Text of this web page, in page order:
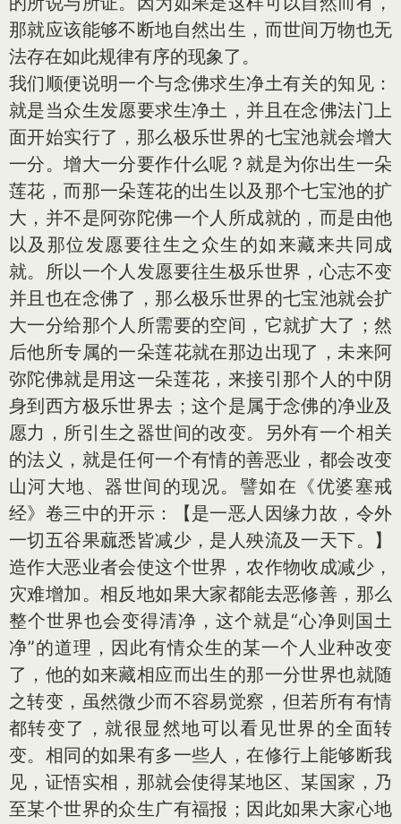
那就应该能够不断地自然出生，而世间万物也无
法存在如此规律有序的现象了。
我们顺便说明一个与念佛求生净土有关的知见：
就是当众生发愿要求生净土，并且在念佛法门上
面开始实行了，那么极乐世界的七宝池就会增大
一分。增大一分要作什么呢？就是为你出生一朵
莲花，而那一朵莲花的出生以及那个七宝池的扩
大，并不是阿弥陀佛一个人所成就的，而是由他
以及那位发愿要往生之众生的如来藏来共同成
就。所以一个人发愿要往生极乐世界，心志不变
并且也在念佛了，那么极乐世界的七宝池就会扩
大一分给那个人所需要的空间，它就扩大了；然
后他所专属的一朵莲花就在那边出现了，未来阿
弥陀佛就是用这一朵莲花，来接引那个人的中阴
身到西方极乐世界去；这个是属于念佛的净业及
愿力，所引生之器世间的改变。另外有一个相关
的法义，就是任何一个有情的善恶业，都会改变
山河大地、器世间的现况。譬如在《优婆塞戒
经》卷三中的开示：【是一恶人因缘力故，令外
一切五谷果蓏悉皆减少，是人殃流及一天下。】
造作大恶业者会使这个世界，农作物收成减少，
灾难增加。相反地如果大家都能去恶修善，那么
整个世界也会变得清净，这个就是“心净则国土
净”的道理，因此有情众生的某一个人业种改变
了，他的如来藏相应而出生的那一分世界也就随
之转变，虽然微少而不容易觉察，但若所有有情
都转变了，就很显然地可以看见世界的全面转
变。相同的如果有多一些人，在修行上能够断我
见，证悟实相，那就会使得某地区、某国家，乃
至某个世界的众生广有福报；因此如果大家心地